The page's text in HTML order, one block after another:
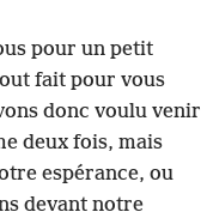
pour un petit
fait pour vous
donc voulu venir
deux fois, mais
espérance, ou
devant notre